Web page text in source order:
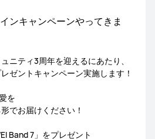
ンキャンペーンやってきま
ニティ3周年を迎えるにあたり、
ゼントキャンペーン実施します！
を
でお届けください！
Band 7」をプレゼント